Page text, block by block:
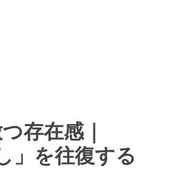
存在感｜
」を往復する